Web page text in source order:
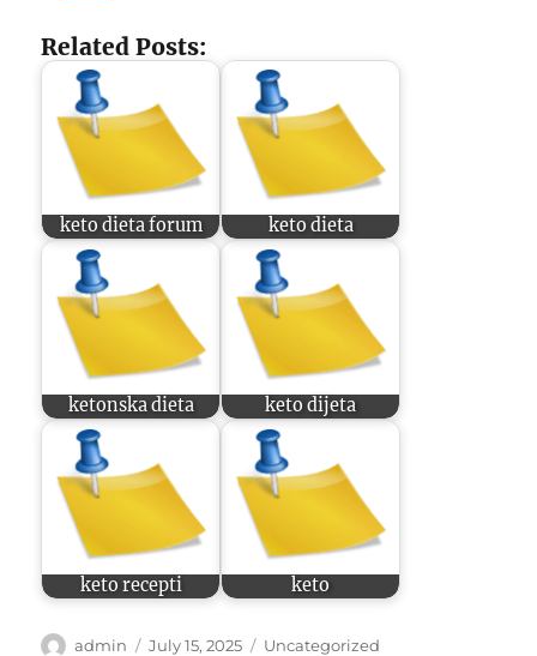
Related Posts:
keto dieta forum keto dieta
ketonska dieta keto dijeta
keto recepti keto
Author
admin
Posted
July 15, 2025 Categories
Uncategorized